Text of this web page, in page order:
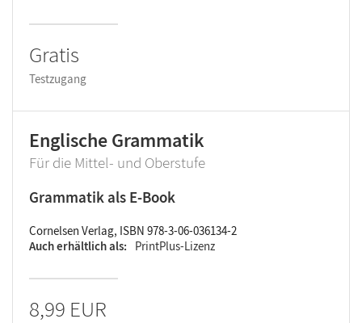
Gratis
Testzugang
Englische Grammatik
Für die Mittel- und Oberstufe
Grammatik als E-Book
Cornelsen Verlag, ISBN 978-3-06-036134-2
Auch erhältlich als
PrintPlus-Lizenz
8,99 EUR